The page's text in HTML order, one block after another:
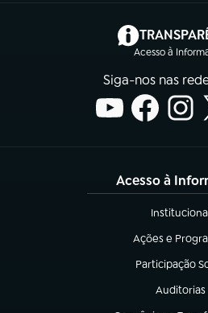
Acesso à
Siga-nos nas
Acesso à
(abre em
Ações e
(abre em nova
Participação
(abre em nova
Auditorias
(abre em